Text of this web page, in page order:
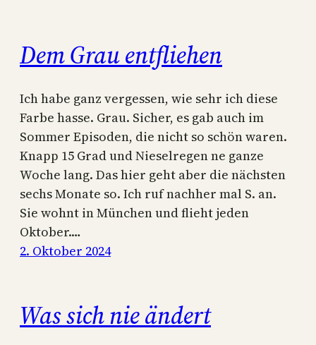
Dem Grau entfliehen
Ich habe ganz vergessen, wie sehr ich diese
Farbe hasse. Grau. Sicher, es gab auch im
Sommer Episoden, die nicht so schön waren.
Knapp 15 Grad und Nieselregen ne ganze
Woche lang. Das hier geht aber die nächsten
sechs Monate so. Ich ruf nachher mal S. an.
Sie wohnt in München und flieht jeden
Oktober.…
2. Oktober 2024
Was sich nie ändert